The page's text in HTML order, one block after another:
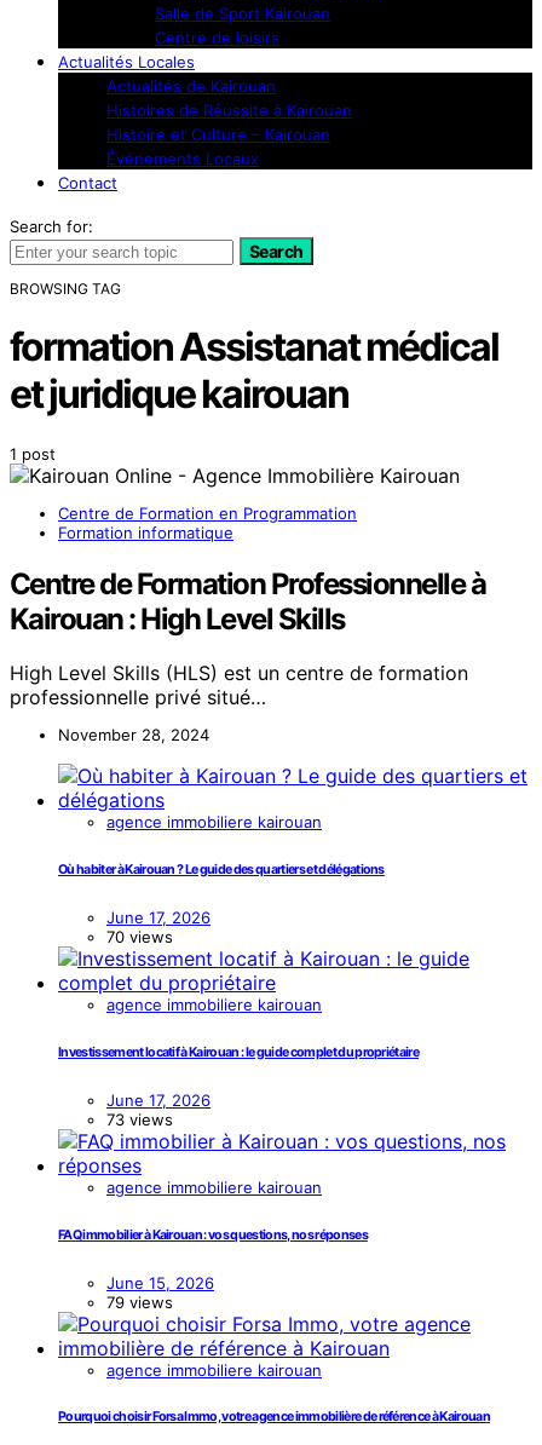
Salle de Sport Kairouan
Centre de loisirs
Actualités Locales
Actualités de Kairouan
Histoires de Réussite à Kairouan
Histoire et Culture – Kairouan
Événements Locaux
Contact
Search for:
Search
BROWSING TAG
formation Assistanat médical
et juridique kairouan
1 post
Centre de Formation en Programmation
Formation informatique
Centre de Formation Professionnelle à
Kairouan : High Level Skills
High Level Skills (HLS) est un centre de formation
professionnelle privé situé…
November 28, 2024
agence immobiliere kairouan
Où habiter à Kairouan ? Le guide des quartiers et délégations
June 17, 2026
70 views
agence immobiliere kairouan
Investissement locatif à Kairouan : le guide complet du propriétaire
June 17, 2026
73 views
agence immobiliere kairouan
FAQ immobilier à Kairouan : vos questions, nos réponses
June 15, 2026
79 views
agence immobiliere kairouan
Pourquoi choisir Forsa Immo, votre agence immobilière de référence à Kairouan